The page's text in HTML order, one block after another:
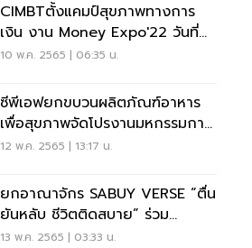
CIMBTตั้งแคมป์สุขภาพทางการ
เงิน งาน Money Expo'22 วันที่
12-15 พ.ค.2565
10 พ.ค. 2565 | 06:35 น.
ซีพีเอฟยกขบวนผลิตภัณฑ์อาหาร
เพื่อสุขภาพจัดโปรงานมหกรรมการ
เงิน ครั้งที่ 22
12 พ.ค. 2565 | 13:17 น.
ยกอาณาจักร SABUY VERSE “ตื่น
ยันหลับ ชีวิตติดสบาย” ร่วม
Money Expo 2022
13 พ.ค. 2565 | 03:33 น.